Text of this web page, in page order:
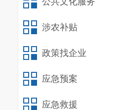
涉农补贴
政策找企业
应急预案
应急救援